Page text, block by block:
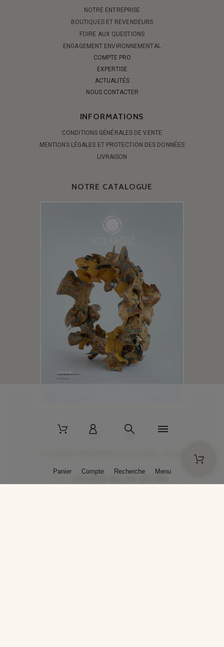
NOTRE ENTREPRISE
BOUTIQUES ET REVENDEURS
FOIRE AUX QUESTIONS
ENGAGEMENT ENVIRONNEMENTAL
COMPTE PRO
EXPERTISE
ACTUALITÉS
NOUS CONTACTER
INFORMATIONS
CONDITIONS GÉNÉRALES DE VENTE
MENTIONS LÉGALES ET PROTECTION DES DONNÉES
LIVRAISON
NOTRE CATALOGUE
+33 (0)3 86 45 50 00
Panier Compte Recherche Menu